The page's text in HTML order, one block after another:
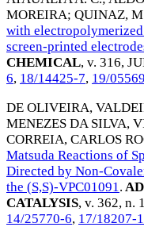
MOREIRA; QUINAZ,
with
screen-printed
CHEMICAL, v. 316,
6, 18/14425-7, 19/
DE OLIVEIRA,
MENEZES DA SILVA,
CORREIA, CARLOS
Matsuda Reactions of
Directed by Non-
the (S,S)-VPC01091.
CATALYSIS, v. 362, n.
14/25770-6, 17/18207-1